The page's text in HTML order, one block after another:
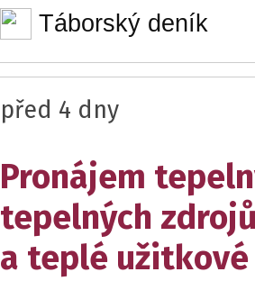
Táborský deník
před 4 dny
Pronájem
tepelných
a teplé užitkové